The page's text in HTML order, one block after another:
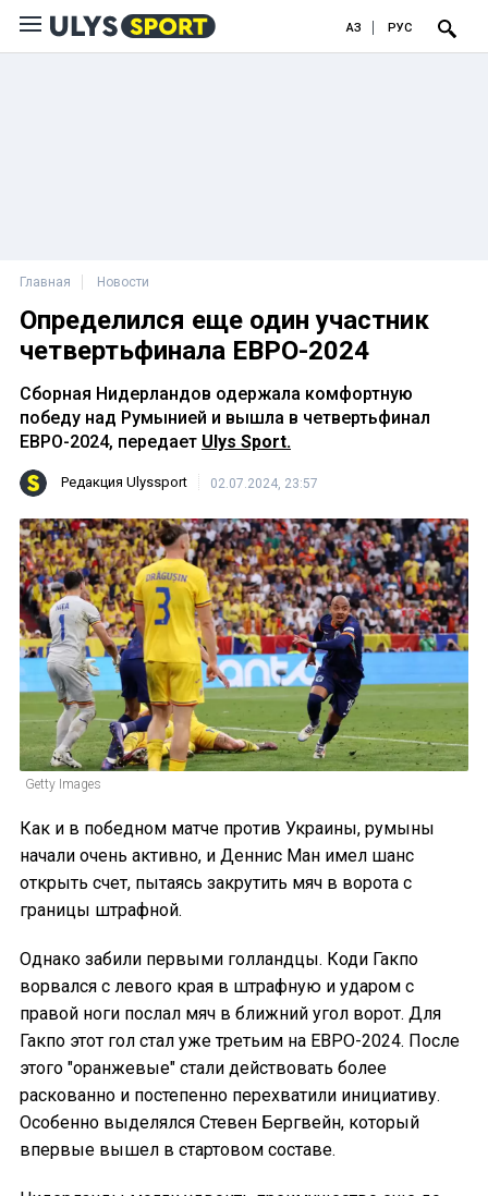
ҚАЗ РУС
Главная Новости
Определился еще один участник
четвертьфинала ЕВРО-2024
Сборная Нидерландов одержала комфортную
победу над Румынией и вышла в четвертьфинал
ЕВРО-2024, передает Ulys Sport.
Редакция Ulyssport 02.07.2024, 23:57
Getty Images
Как и в победном матче против Украины, румыны
начали очень активно, и Деннис Ман имел шанс
открыть счет, пытаясь закрутить мяч в ворота с
границы штрафной.
Однако забили первыми голландцы. Коди Гакпо
ворвался с левого края в штрафную и ударом с
правой ноги послал мяч в ближний угол ворот. Для
Гакпо этот гол стал уже третьим на ЕВРО-2024. После
этого "оранжевые" стали действовать более
раскованно и постепенно перехватили инициативу.
Особенно выделялся Стевен Бергвейн, который
впервые вышел в стартовом составе.